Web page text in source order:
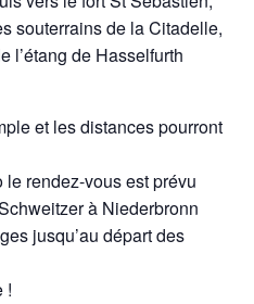
souterrains de la Citadelle,
l’étang de Hasselfurth
et les distances pourront
rendez-vous est prévu
à Niederbronn
jusqu’au départ des
!